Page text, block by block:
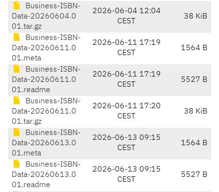
Business-ISBN-
Data-20260604.0
01.tar.gz
2026-06-04 12:04
CEST
38 KiB
Business-ISBN-
Data-20260611.0
01.meta
2026-06-11 17:19
CEST
1564 B
Business-ISBN-
Data-20260611.0
01.readme
2026-06-11 17:19
CEST
5527 B
Business-ISBN-
Data-20260611.0
01.tar.gz
2026-06-11 17:20
CEST
38 KiB
Business-ISBN-
Data-20260613.0
01.meta
2026-06-13 09:15
CEST
1564 B
Business-ISBN-
Data-20260613.0
01.readme
2026-06-13 09:15
CEST
5527 B